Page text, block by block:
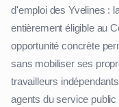
d'emploi des Yvelines :
entièrement éligible au
opportunité concrète
sans mobiliser ses
travailleurs
agents du service